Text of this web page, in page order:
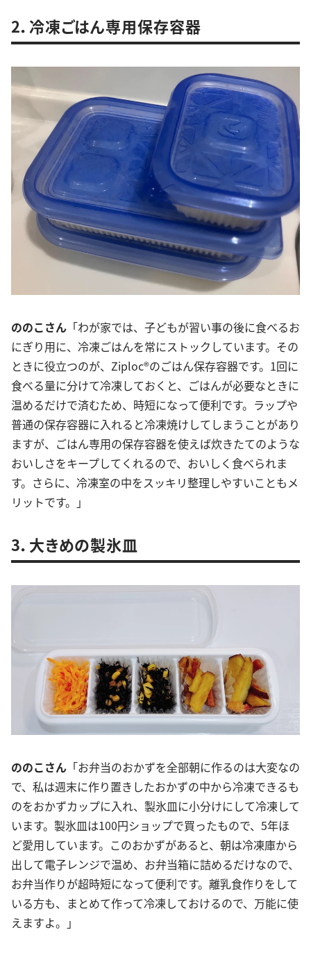
2．冷凍ごはん専用保存容器
ののこさん 「わが家では、子どもが習い事の後に食べるお
にぎり用に、冷凍ごはんを常にストックしています。その
ときに役立つのが、Ziploc®のごはん保存容器です。1回に
食べる量に分けて冷凍しておくと、ごはんが必要なときに
温めるだけで済むため、時短になって便利です。ラップや
普通の保存容器に入れると冷凍焼けしてしまうことがあり
ますが、ごはん専用の保存容器を使えば炊きたてのような
おいしさをキープしてくれるので、おいしく食べられま
す。さらに、冷凍室の中をスッキリ整理しやすいこともメ
リットです。」
3．大きめの製氷皿
ののこさん 「お弁当のおかずを全部朝に作るのは大変なの
で、私は週末に作り置きしたおかずの中から冷凍できるも
のをおかずカップに入れ、製氷皿に小分けにして冷凍して
います。製氷皿は100円ショップで買ったもので、5年ほ
ど愛用しています。このおかずがあると、朝は冷凍庫から
出して電子レンジで温め、お弁当箱に詰めるだけなので、
お弁当作りが超時短になって便利です。離乳食作りをして
いる方も、まとめて作って冷凍しておけるので、万能に使
えますよ。」